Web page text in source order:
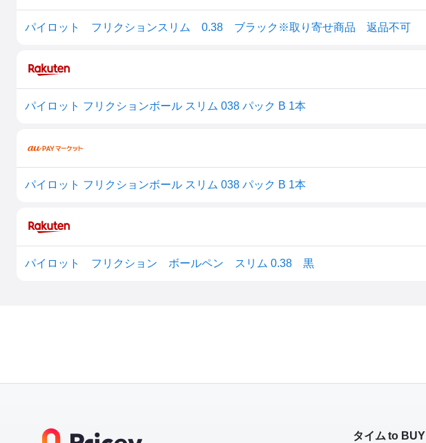
パイロット フリクションスリム 0.38 ブラック※取り寄せ商品 返品不可
パイロット フリクションボール スリム 038 パック B 1本
パイロット フリクションボール スリム 038 パック B 1本
パイロット フリクション ボールペン スリム 0.38 黒
タイム to BUY